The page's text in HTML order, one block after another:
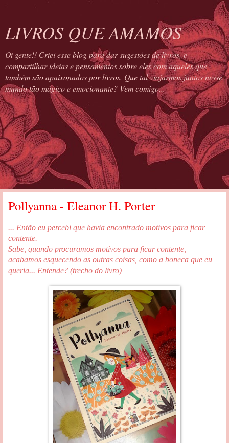
LIVROS QUE AMAMOS
Oi gente!! Criei esse blog para dar sugestões de livros, e
compartilhar ideias e pensamentos sobre eles com aqueles que
também são apaixonados por livros. Que tal viajarmos juntos nesse
mundo tão mágico e emocionante? Vem comigo...
Pollyanna - Eleanor H. Porter
... Então eu percebi que havia encontrado motivos para ficar
contente.
Sabe, quando procuramos motivos para ficar contente,
acabamos esquecendo as outras coisas, como a boneca que eu
queria... Entende? (trecho do livro)